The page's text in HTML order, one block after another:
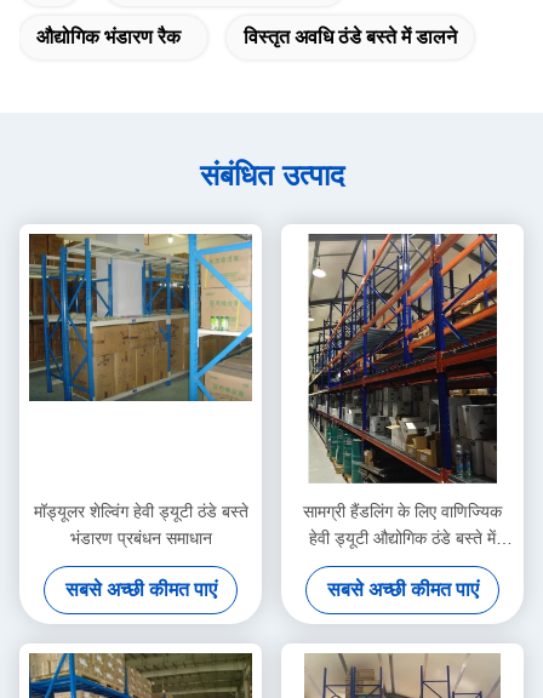
औद्योगिक भंडारण रैक विस्तृत अवधि ठंडे बस्ते में डालने
संबंधित उत्पाद
मॉड्यूलर शेल्विंग हेवी ड्यूटी ठंडे बस्ते
भंडारण प्रबंधन समाधान
सबसे अच्छी कीमत पाएं
सामग्री हैंडलिंग के लिए वाणिज्यिक
हेवी ड्यूटी औद्योगिक ठंडे बस्ते में
डालने वाले सिस्टम
सबसे अच्छी कीमत पाएं